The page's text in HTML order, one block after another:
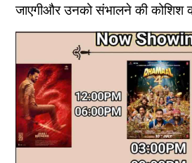
जाएगीऔर उनको संभालने की कोशिश